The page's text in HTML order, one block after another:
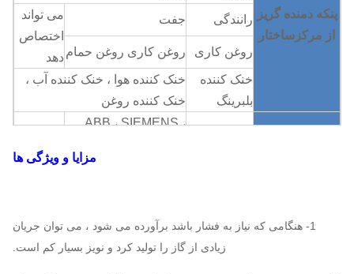
پنکه دمنده گریز
از مرکز ساختار
رانندگی
جفت
می تواند
اختصاص
دهد
روغن کاری روغن کاری روغن حمام
خنک کننده
بلبرینگ
خنک کننده هوا ، خنک کننده آب ،
خنک کننده روغن
ABB ، SIEMENS ،
DB685 ...
پوشش ،
مزایا و ویژگی ها
1- هنگامی که نیاز به فشار باشد برآورده می شود ، می توان جریان
زیادی از گاز را تولید کرد و نویز بسیار کم است.